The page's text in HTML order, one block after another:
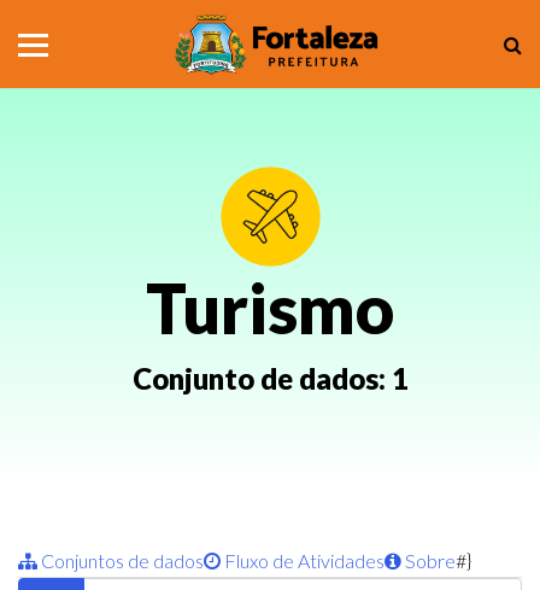
Turismo
Conjunto de dados: 1
Conjuntos de dados Fluxo de Atividades Sobre#}